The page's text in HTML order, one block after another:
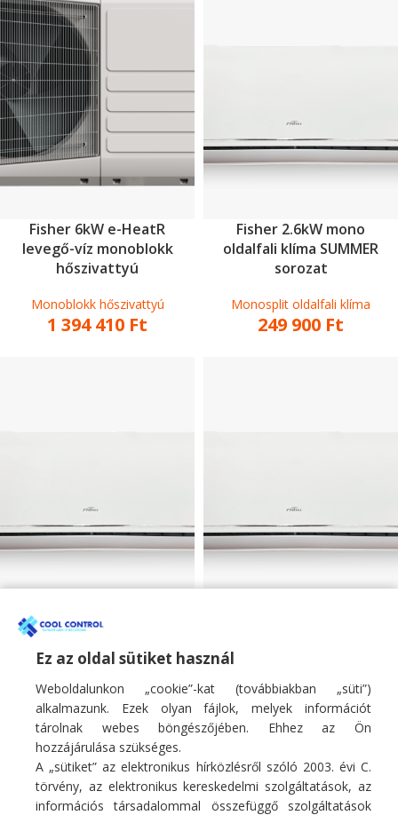
Fisher 6kW e-HeatR
levegő-víz monoblokk
hőszivattyú
Monoblokk hőszivattyú
1 394 410 Ft
Fisher 2.6kW mono
oldalfali klíma SUMMER
sorozat
Monosplit oldalfali klíma
249 900 Ft
Fisher 3.4kW mono
oldalfali klíma SUMMER
sorozat
Monosplit oldalfali klíma
266 900 Ft
Monosplit oldalfali klíma
406 900Ft
Ez az oldal sütiket használ
Weboldalunkon „cookie”-kat (továbbiakban „süti”)
alkalmazunk. Ezek olyan fájlok, melyek információt
tárolnak webes böngészőjében. Ehhez az Ön
hozzájárulása szükséges.
A „sütiket” az elektronikus hírközlésről szóló 2003. évi C.
törvény, az elektronikus kereskedelmi szolgáltatások, az
információs társadalommal összefüggő szolgáltatások